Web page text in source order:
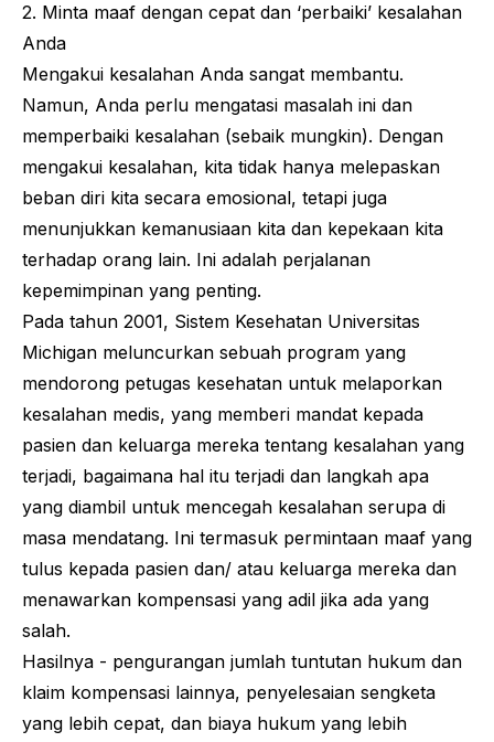
2. Minta maaf dengan cepat dan ‘perbaiki’ kesalahan
Anda
Mengakui kesalahan Anda sangat membantu.
Namun, Anda perlu mengatasi masalah ini dan
memperbaiki kesalahan (sebaik mungkin). Dengan
mengakui kesalahan, kita tidak hanya melepaskan
beban diri kita secara emosional, tetapi juga
menunjukkan kemanusiaan kita dan kepekaan kita
terhadap orang lain. Ini adalah perjalanan
kepemimpinan yang penting.
Pada tahun 2001, Sistem Kesehatan Universitas
Michigan meluncurkan sebuah program yang
mendorong petugas kesehatan untuk melaporkan
kesalahan medis, yang memberi mandat kepada
pasien dan keluarga mereka tentang kesalahan yang
terjadi, bagaimana hal itu terjadi dan langkah apa
yang diambil untuk mencegah kesalahan serupa di
masa mendatang. Ini termasuk permintaan maaf yang
tulus kepada pasien dan/ atau keluarga mereka dan
menawarkan kompensasi yang adil jika ada yang
salah.
Hasilnya - pengurangan jumlah tuntutan hukum dan
klaim kompensasi lainnya, penyelesaian sengketa
yang lebih cepat, dan biaya hukum yang lebih